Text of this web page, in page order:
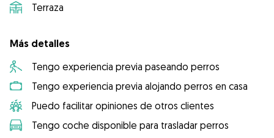
Terraza
Más detalles
Tengo experiencia previa paseando perros
Tengo experiencia previa alojando perros en casa
Puedo facilitar opiniones de otros clientes
Tengo coche disponible para trasladar perros